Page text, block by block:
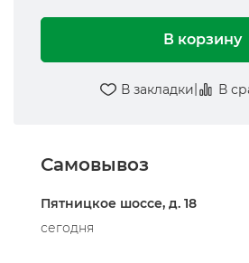
В корзину
В закладки| В
Самовывоз
Пятницкое шоссе, д. 18
сегодня